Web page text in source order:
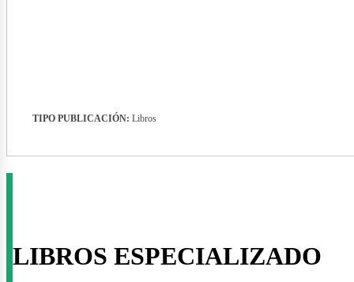
TIPO PUBLICACIÓN: Libros
LIBROS ESPECIALIZADO